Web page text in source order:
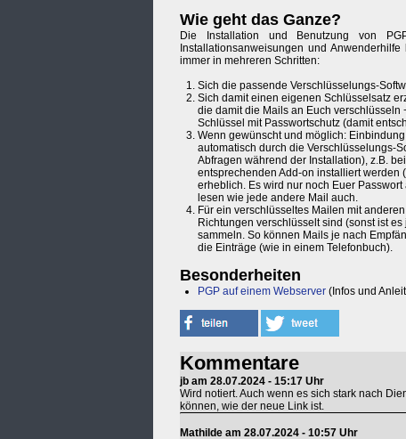
Wie geht das Ganze?
Die Installation und Benutzung von
Installationsanweisungen und
immer in mehreren Schritten:
Sich die passende Verschlüsselungs-
Sich damit einen eigenen Schlüsselsatz
die damit die Mails an Euch verschlüsseln
Schlüssel mit Passwortschutz (damit
Wenn gewünscht und möglich:
automatisch durch die Verschlüsselungs-
Abfragen während der Installation), z.B.
entsprechenden Add-on installiert werden
erheblich. Es wird nur noch Euer
lesen wie jede andere Mail auch.
Für ein verschlüsseltes Mailen mit
Richtungen verschlüsselt sind (sonst ist
sammeln. So können Mails je nach
die Einträge (wie in einem Telefonbuch).
Besonderheiten
PGP auf einem Webserver (Infos und
Kommentare
jb am 28.07.2024 - 15:17 Uhr
Wird notiert. Auch wenn es sich stark nach
können, wie der neue Link ist.
Mathilde am 28.07.2024 - 10:57 Uhr